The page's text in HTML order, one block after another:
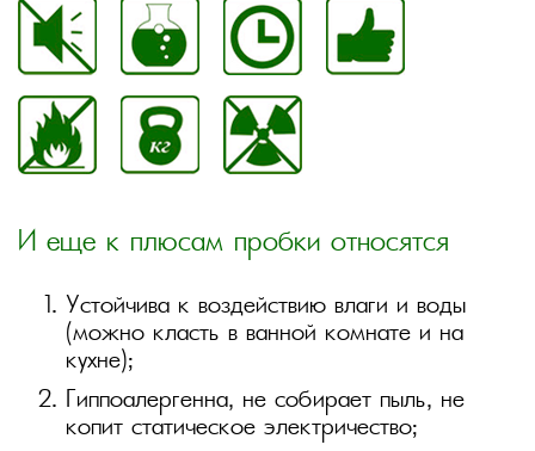
И еще к плюсам пробки относятся
Устойчива к воздействию влаги и воды
(можно класть в ванной комнате и на
кухне);
Гиппоалергенна, не собирает пыль, не
копит статическое электричество;